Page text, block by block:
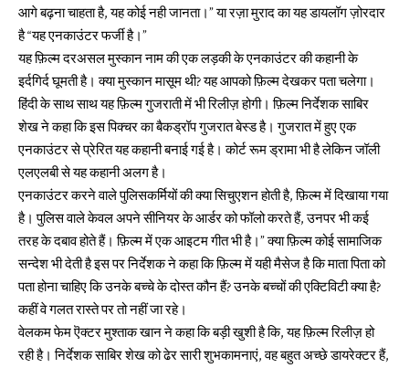
आगे बढ़ना चाहता है, यह कोई नही जानता।” या रज़ा मुराद का यह डायलॉग ज़ोरदार
है “यह एनकाउंटर फर्जी है।”
यह फ़िल्म दरअसल मुस्कान नाम की एक लड़की के एनकाउंटर की कहानी के
इर्दगिर्द घूमती है। क्या मुस्कान मासूम थी? यह आपको फ़िल्म देखकर पता चलेगा।
हिंदी के साथ साथ यह फ़िल्म गुजराती में भी रिलीज़ होगी। फ़िल्म निर्देशक साबिर
शेख ने कहा कि इस पिक्चर का बैकड्रॉप गुजरात बेस्ड है। गुजरात में हुए एक
एनकाउंटर से प्रेरित यह कहानी बनाई गई है। कोर्ट रूम ड्रामा भी है लेकिन जॉली
एलएलबी से यह कहानी अलग है।
एनकाउंटर करने वाले पुलिसकर्मियों की क्या सिचुएशन होती है, फ़िल्म में दिखाया गया
है। पुलिस वाले केवल अपने सीनियर के आर्डर को फॉलो करते हैं, उनपर भी कई
तरह के दबाव होते हैं। फ़िल्म में एक आइटम गीत भी है।” क्या फ़िल्म कोई सामाजिक
सन्देश भी देती है इस पर निर्देशक ने कहा कि फ़िल्म में यही मैसेज है कि माता पिता को
पता होना चाहिए कि उनके बच्चे के दोस्त कौन हैं? उनके बच्चों की एक्टिविटी क्या है?
कहीं वे गलत रास्ते पर तो नहीं जा रहे।
वेलकम फेम ऎक्टर मुश्ताक खान ने कहा कि बड़ी खुशी है कि, यह फ़िल्म रिलीज़ हो
रही है। निर्देशक साबिर शेख को ढेर सारी शुभकामनाएं, वह बहुत अच्छे डायरेक्टर हैं,